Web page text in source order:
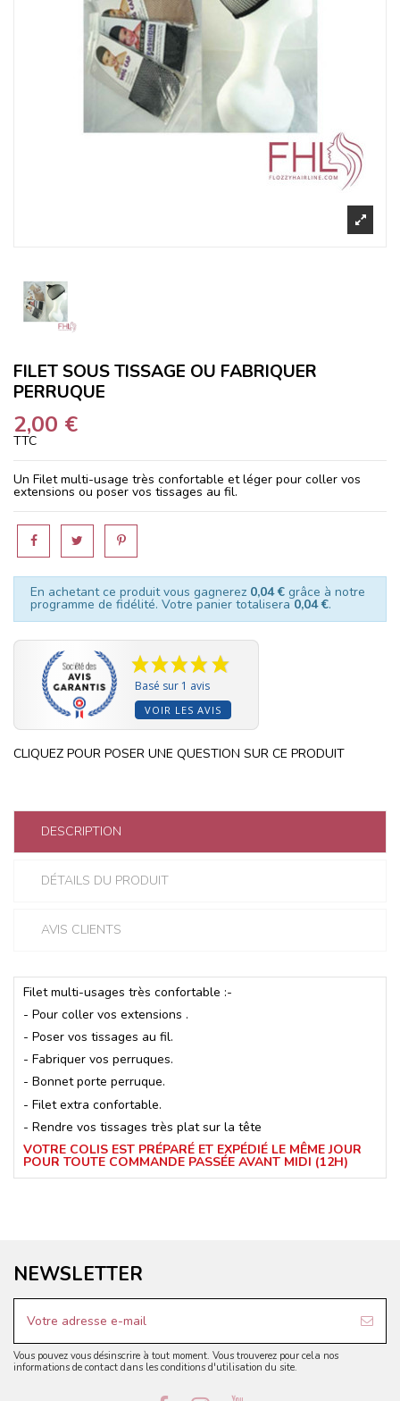
FILET SOUS TISSAGE OU FABRIQUER
PERRUQUE
2,00 €
TTC
Un Filet multi-usage très confortable et léger pour coller vos
extensions ou poser vos tissages au fil.
En achetant ce produit vous gagnerez 0,04 €grâce à notre
programme de fidélité. Votre panier totalisera0,04 €.
Basé sur 1 avis
VOIR LES AVIS
CLIQUEZ POUR POSER UNE QUESTION SUR CE PRODUIT
DESCRIPTION
DÉTAILS DU PRODUIT
AVIS CLIENTS
Filet multi-usages très confortable :-
- Pour coller vos extensions .
- Poser vos tissages au fil.
- Fabriquer vos perruques.
- Bonnet porte perruque.
- Filet extra confortable.
- Rendre vos tissages très plat sur la tête
VOTRE COLIS EST PRÉPARÉ ET EXPÉDIÉ LE MÊME JOUR
POUR TOUTE COMMANDE PASSÉE AVANT MIDI (12H)
NEWSLETTER
Vous pouvez vous désinscrire à tout moment. Vous trouverez pour cela nos
informations de contact dans les conditions d'utilisation du site.